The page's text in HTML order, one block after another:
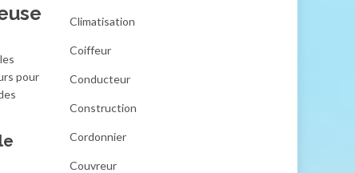
pour
Climatisation
Coiffeur
Conducteur
Construction
Cordonnier
Couvreur